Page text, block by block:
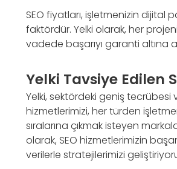
SEO fiyatları, işletmenizin dijital
faktördür. Yelki olarak, her
vadede başarıyı garanti altına
Yelki Tavsiye Edilen
Yelki, sektördeki geniş tecrübesi
hizmetlerimizi, her türden
sıralarına çıkmak isteyen
olarak, SEO hizmetlerimizin
verilerle stratejilerimizi